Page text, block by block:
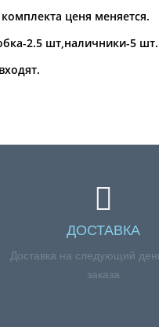
ценя меняется.
2.5 шт,наличники-5 шт.
ДОСТАВКА
Доставка на следующий
заказа